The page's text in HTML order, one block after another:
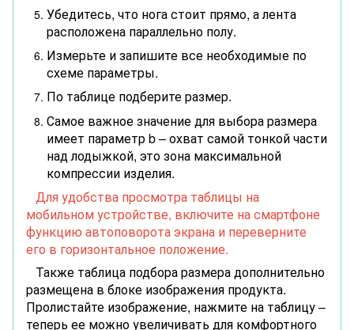
Убедитесь, что нога стоит прямо, а лента
расположена параллельно полу.
Измерьте и запишите все необходимые по
схеме параметры.
По таблице подберите размер.
Самое важное значение для выбора размера
имеет параметр b – охват самой тонкой части
над лодыжкой, это зона максимальной
компрессии изделия.
Для удобства просмотра таблицы на
мобильном устройстве, включите на смартфоне
функцию автоповорота экрана и переверните
его в горизонтальное положение.
Также таблица подбора размера дополнительно
размещена в блоке изображения продукта.
Пролистайте изображение, нажмите на таблицу –
теперь ее можно увеличивать для комфортного